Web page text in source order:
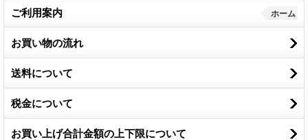
ご利用案内 ホーム
お買い物の流れ
送料について
税金について
お買い上げ合計金額の上下限について